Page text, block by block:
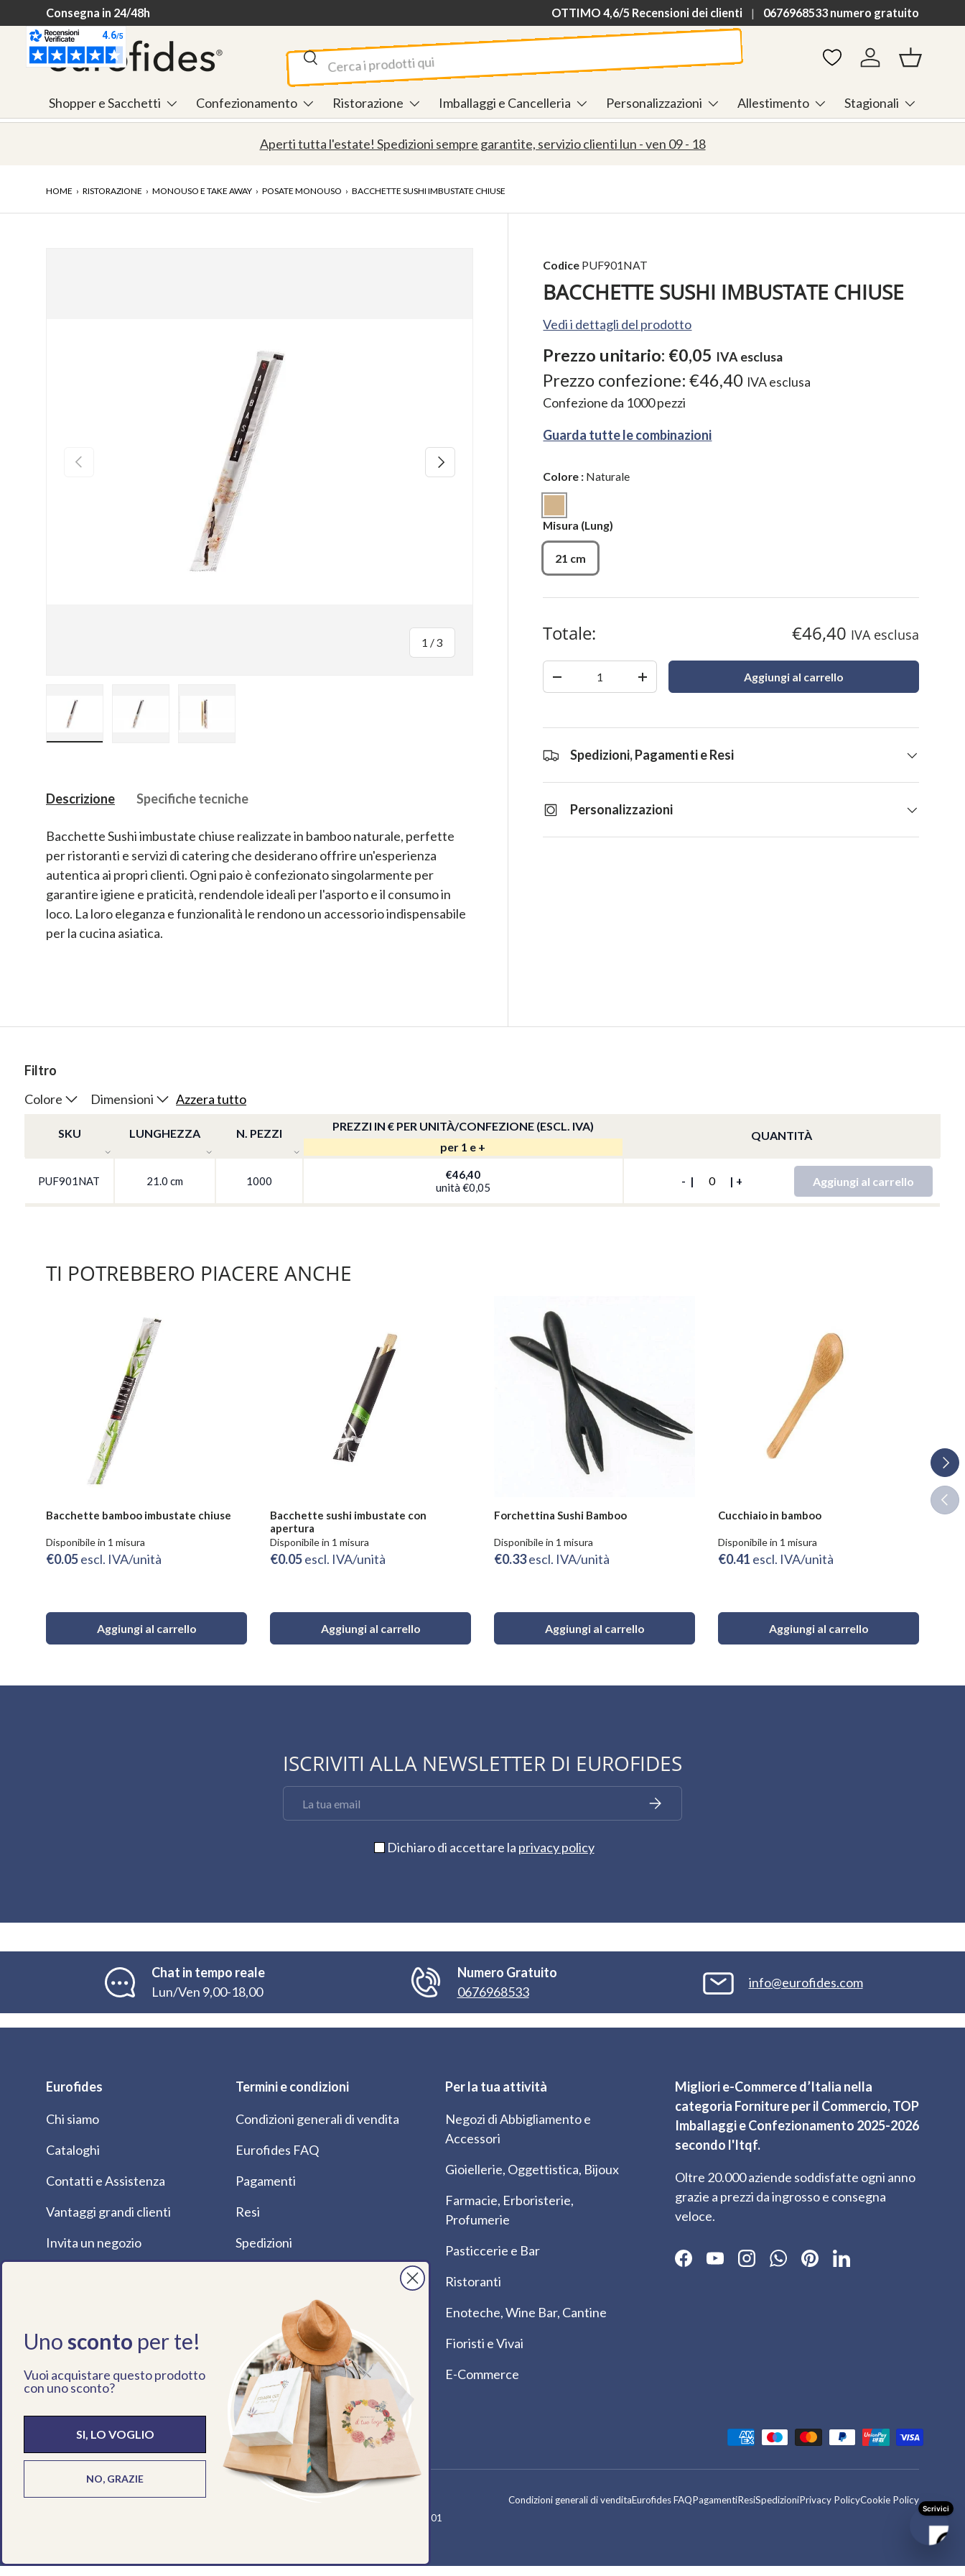
Passa ai contenuti
Consegna in 24/48h OTTIMO 4,6/5 Recensioni dei clienti 0676968533 numero gratuito
Cerca
Cerca AccediCestino
Shopper e Sacchetti Confezionamento Ristorazione Imballaggi e Cancelleria Personalizzazioni Allestimento Stagionali
Aperti tutta l'estate! Spedizioni sempre garantite, servizio clienti lun - ven 09 - 18
HOME › RISTORAZIONE › MONOUSO E TAKE AWAY › POSATE MONOUSO › BACCHETTE SUSHI IMBUSTATE CHIUSE
Indietro
1 /di
3
Avanti
Codice PUF901NAT
BACCHETTE SUSHI IMBUSTATE CHIUSE
Vedi i dettagli del prodotto
Prezzo unitario: €0,05 IVA esclusa
Prezzo confezione:€46,40 IVA esclusa
Confezione da 1000pezzi
Guarda tutte le combinazioni
Misura (Lung)
21 cm
Colore : Naturale
Naturale
Totale: €46,40 IVA esclusa
+ Aggiungi al carrello
Spedizioni, Pagamenti e Resi
Personalizzazioni
Descrizione Specifiche tecniche
Bacchette Sushi imbustate chiuse realizzate in bamboo naturale, perfette
per ristoranti e servizi di catering che desiderano offrire un'esperienza
autentica ai propri clienti. Ogni paio è confezionato singolarmente per
garantire igiene e praticità, rendendole ideali per l'asporto e il consumo in
loco. La loro eleganza e funzionalità le rendono un accessorio indispensabile
per la cucina asiatica.
Filtro
Colore
Dimensioni Azzera tutto
SKU LUNGHEZZA N. PEZZI
PREZZI IN € PER UNITÀ/CONFEZIONE (ESCL. IVA)
QUANTITÀ
per 1 e +
PUF901NAT 21.0 cm 1000
€46,40
unità €0,05
- | | + Aggiungi al carrello
TI POTREBBERO PIACERE ANCHE
Bacchette bamboo imbustate chiuse
Disponibile in 1 misura
€0.05escl. IVA/unità
Aggiungi al carrello
Bacchette sushi imbustate con
apertura
Disponibile in 1 misura
€0.05escl. IVA/unità
Aggiungi al carrello
Forchettina Sushi Bamboo
Disponibile in 1 misura
€0.33escl. IVA/unità
Aggiungi al carrello
Cucchiaio in bamboo
Disponibile in 1 misura
€0.41 escl. IVA/unità
Aggiungi al carrello
ISCRIVITI ALLA NEWSLETTER DI EUROFIDES
Iscriviti
Dichiaro di accettare la privacy policy
Chat in tempo reale
Lun/Ven 9,00-18,00
Numero Gratuito
0676968533
info@eurofides.com
Eurofides
Chi siamo
Cataloghi
Contatti e Assistenza
Vantaggi grandi clienti
Invita un negozio
Magazine
Termini e condizioni
Condizioni generali di vendita
Eurofides FAQ
Pagamenti
Resi
Spedizioni
Cookie Policy
Per la tua attività
Negozi di Abbigliamento e
Accessori
Gioiellerie, Oggettistica, Bijoux
Farmacie, Erboristerie,
Profumerie
Pasticcerie e Bar
Ristoranti
Enoteche, Wine Bar, Cantine
Fioristi e Vivai
E-Commerce
Migliori e-Commerce d’Italia nella
categoria Forniture per il Commercio, TOP
Imballaggi e Confezionamento 2025-2026
secondo l'Itqf.
Oltre 20.000 aziende soddisfatte ogni anno
grazie a prezzi da ingrosso e consegna
veloce.
Facebook
YouTubeInstagramWhatsApp
PinterestLinkedIn
Italia (EUR €) Italiano
© 2026Eurofides.
P. IVA / C.F.: 05697791001
Condizioni generali di venditaEurofides FAQPagamentiResiSpedizioniPrivacy PolicyCookie Policy
Unosconto per te!
Vuoi acquistare questo prodotto
con uno sconto?
SI, LO VOGLIO
NO, GRAZIE